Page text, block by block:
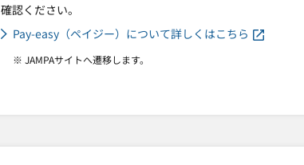
確認ください。
Pay-easy（ペイジー）について詳しくはこちら
※ JAMPAサイトへ遷移します。